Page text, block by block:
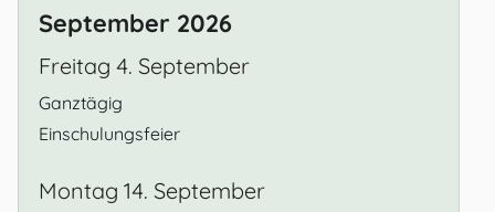
September 2026
Freitag 4. September
Ganztägig
Einschulungsfeier
Montag 14. September